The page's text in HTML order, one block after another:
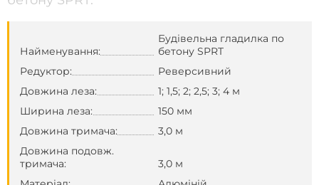
Найменування:
Будівельна гладилка по
бетону SPRT
Редуктор:
Реверсивний
Довжина леза:
1; 1,5; 2; 2,5; 3; 4 м
Ширина леза:
150 мм
Довжина тримача:
3,0 м
Довжина подовж.
тримача:
3,0 м